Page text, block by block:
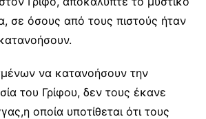
σε όσους από τους πιστούς ήταν
να κατανοήσουν την
του Γρίφου, δεν τους έκανε
οποία υποτίθεται ότι τους